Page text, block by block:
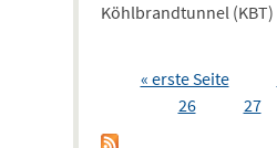
Köhlbrandtunnel
Seiten« erste Seite
26
27